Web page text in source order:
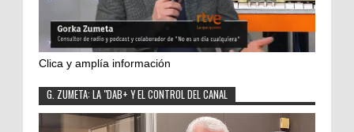
Clica y amplía información
G. ZUMETA: LA "DAB+ Y EL CONTROL DEL CANAL